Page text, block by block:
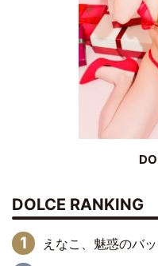
DOLCE RANKING
えなこ、魅惑のバックショットに思わずドキッ「